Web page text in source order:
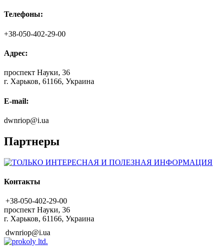
Телефоны:
+38-050-402-29-00
Адрес:
проспект Науки, 36
г. Харьков, 61166, Украина
E-mail:
dwnriop@i.ua
Партнеры
Контакты
+38-050-402-29-00
проспект Науки, 36
г. Харьков, 61166, Украина
dwnriop@i.ua